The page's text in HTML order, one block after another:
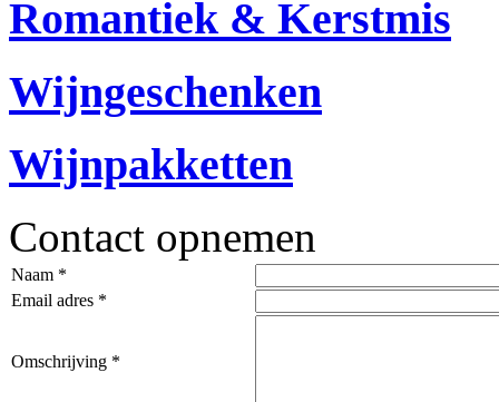
Romantiek & Kerstmis
Wijngeschenken
Wijnpakketten
Contact opnemen
Naam *
Email adres *
Omschrijving *